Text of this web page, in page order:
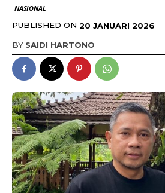
NASIONAL
PUBLISHED ON 20 JANUARI 2026
BY SAIDI HARTONO